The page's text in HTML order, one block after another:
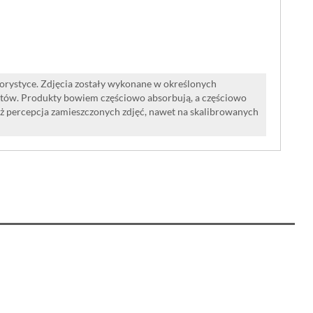
Zdjęcia zostały wykonane w określonych
Produkty bowiem częściowo absorbują, a częściowo
zamieszczonych zdjęć, nawet na skalibrowanych